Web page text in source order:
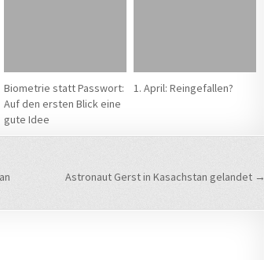
Biometrie statt Passwort:
Auf den ersten Blick eine
gute Idee
1. April: Reingefallen?
Astronaut Gerst in Kasachstan gelandet →